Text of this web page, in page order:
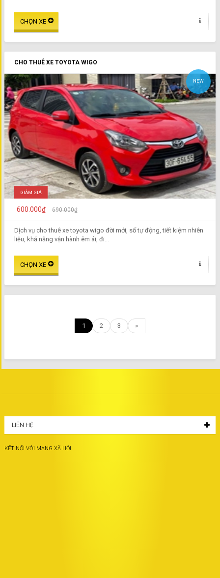
CHO THUÊ XE TOYOTA WIGO
NEW
GIẢM GIÁ
600.000₫ 690.000₫
Dịch vụ cho thuê xe toyota wigo đời mới, số tự động, tiết kiệm nhiên
liệu, khả năng vận hành êm ái, đi...
1 2 3 »
LIÊN HỆ
KẾT NỐI VỚI MẠNG XÃ HỘI